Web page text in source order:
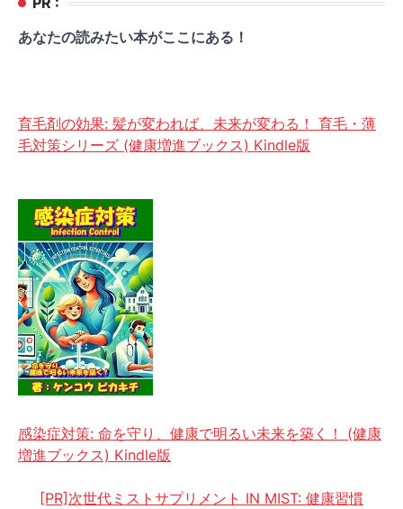
あなたの読みたい本がここにある！
育毛剤の効果: 髪が変われば、未来が変わる！ 育毛・薄
毛対策シリーズ (健康増進ブックス) Kindle版
感染症対策: 命を守り、健康で明るい未来を築く！ (健康
増進ブックス) Kindle版
[PR]次世代ミストサプリメント IN MIST: 健康習慣